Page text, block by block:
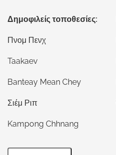
Δημοφιλείς τοποθεσίες:
Πνομ Πενχ
Taakaev
Banteay Mean Chey
Σιέμ Ριπ
Kampong Chhnang